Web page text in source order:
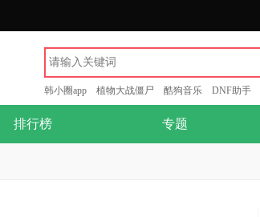
韩小圈app 植物大战僵尸 酷狗音乐 DNF助手
排行榜 专题